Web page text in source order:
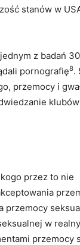
stanów w
z badań 30
pornografię8.
przemocy i
klubów
przez to nie
przemocy
w
przemocy